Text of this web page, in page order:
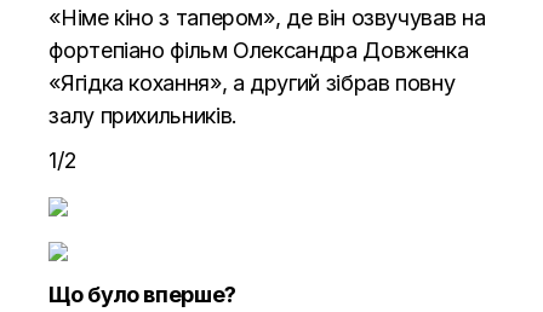
«Німе кіно з тапером», де він озвучував на
фортепіано фільм Олександра Довженка
«Ягідка кохання», а другий зібрав повну
залу прихильників.
1/2
Що було вперше?